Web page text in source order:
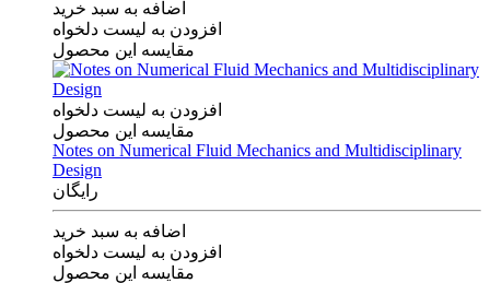
اضافه به سبد خرید
افزودن به لیست دلخواه
مقایسه این محصول
افزودن به لیست دلخواه
مقایسه این محصول
Notes on Numerical Fluid Mechanics and Multidisciplinary
Design
رایگان
اضافه به سبد خرید
افزودن به لیست دلخواه
مقایسه این محصول